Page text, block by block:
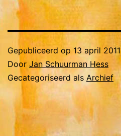
Gepubliceerd op 13 april 2011
Door Jan Schuurman Hess
Gecategoriseerd als Archief